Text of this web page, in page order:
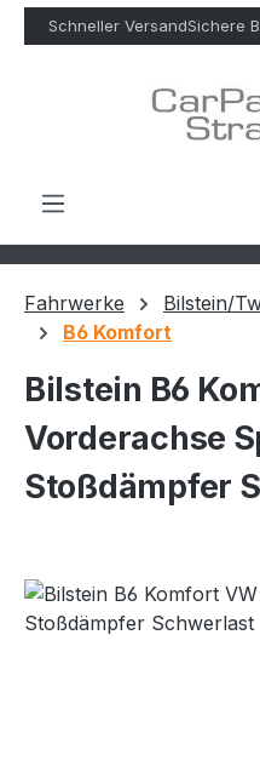
Zum Hauptinhalt springen
Schneller VersandSichere
Fahrwerke Bilstein/
B6 Komfort
Bilstein B6
Vorderachse
Stoßdämpfer
Bildergalerie überspringen